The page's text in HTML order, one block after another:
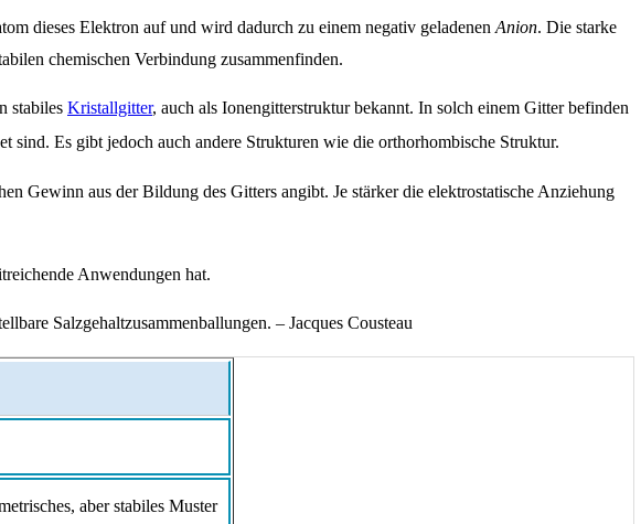
dieses Elektron auf und wird dadurch zu einem negativ geladenen Anion. Die starke
chemischen Verbindung zusammenfinden.
stabiles Kristallgitter, auch als Ionengitterstruktur bekannt. In solch einem Gitter befinden
sind. Es gibt jedoch auch andere Strukturen wie die orthorhombische Struktur.
Gewinn aus der Bildung des Gitters angibt. Je stärker die elektrostatische Anziehung
Anwendungen hat.
Salzgehaltzusammenballungen. – Jacques Cousteau
aber stabiles Muster